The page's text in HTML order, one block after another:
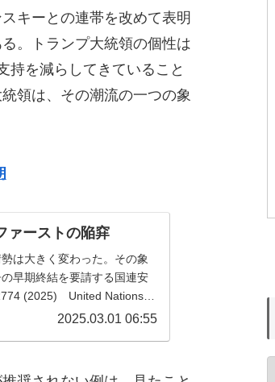
キーとの連帯を改めて表明
。トランプ大統領の個性は
持を減らしてきていること
領は、その潮流の一つの象
ァーストの陥穽
は大きく変わった。その象
早期終結を要請する国連安
(2025) United Nations
2025.03.01 06:55